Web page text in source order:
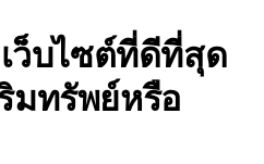
ว็บไซต์ที่ดีที่สุด
มทรัพย์หรือ